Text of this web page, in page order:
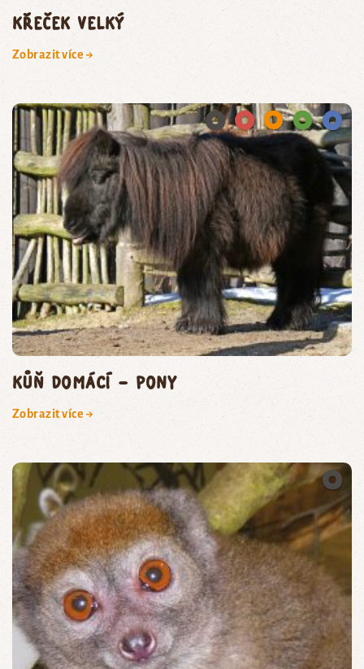
Křeček velký
Zobrazit více →
kůň domácí – pony
Zobrazit více →